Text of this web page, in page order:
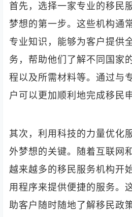
首先，选择一家专业的移民
梦想的第一步。这些机构通
专业知识，能够为客户提供
务，帮助他们了解不同国家
程以及所需材料等。通过与
户可以更加顺利地完成移民
其次，利用科技的力量优化
外梦想的关键。随着互联网
越来越多的移民服务机构开
用程序来提供便捷的服务。
助客户随时随地了解移民政